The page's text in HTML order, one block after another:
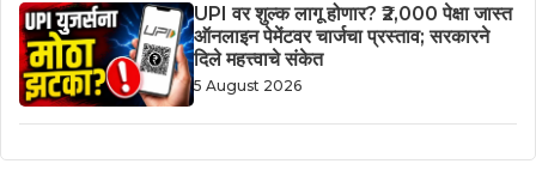
UPI वर शुल्क लागू होणार? ₹2,000 पेक्षा जास्त
ऑनलाइन पेमेंटवर चार्जचा प्रस्ताव; सरकारने
दिले महत्त्वाचे संकेत
5 August 2026